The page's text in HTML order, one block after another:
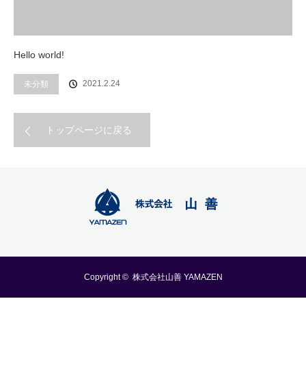
Hello world!
未分類 2021.2.24
トップページに戻る
Copyright © 株式会社山善 YAMAZEN